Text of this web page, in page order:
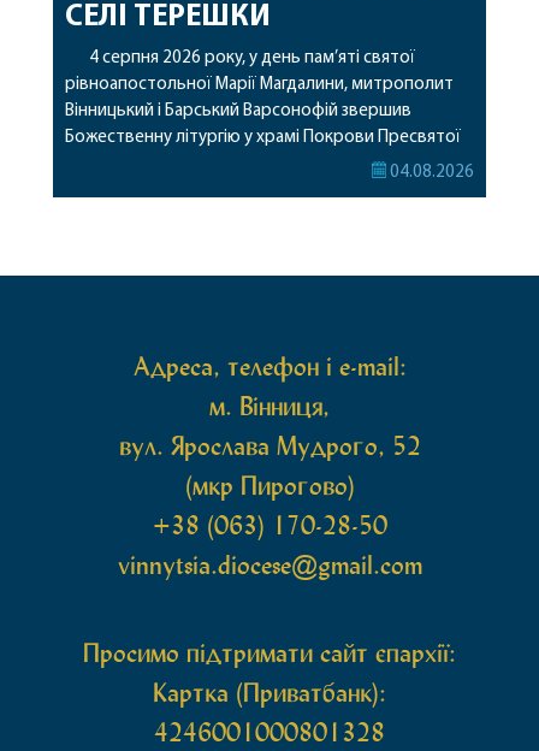
СЕЛІ ТЕРЕШКИ
4 серпня 2026 року, у день пам’яті святої
рівноапостольної Марії Магдалини, митрополит
Вінницький і Барський Варсонофій звершив
Божественну літургію у храмі Покрови Пресвятої
Богородиці села Терешки Барського благочиння.
04.08.2026
Адреса, телефон і e-mail:
м. Вінниця,
вул. Ярослава Мудрого, 52
(мкр Пирогово)
+38 (063) 170-28-50
vinnytsia.diocese@gmail.com
Просимо підтримати сайт єпархії:
Картка (Приватбанк):
4246001000801328